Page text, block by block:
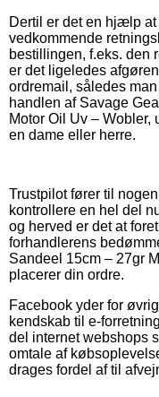
Dertil er det en hjælp
vedkommende
bestillingen, f.eks. den
er det ligeledes
ordremail, således
handlen af Savage
Motor Oil Uv – Wobler,
en dame eller herre.
Trustpilot fører til
kontrollere en hel del
og herved er det at
forhandlerens
Sandeel 15cm – 27gr
placerer din ordre.
Facebook yder for
kendskab til e-
del internet webshops
omtale af
drages fordel af til